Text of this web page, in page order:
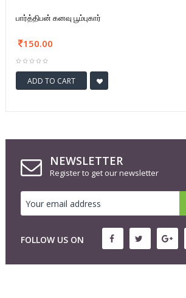
பார்த்திபன் கனவு பூம்புகார்
150.00
ADD TO CART
NEWSLETTER
Register to get our newsletter
FOLLOW US ON